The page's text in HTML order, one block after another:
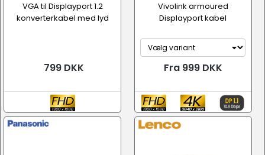
VGA til Displayport 1.2
konverterkabel med lyd
799 DKK
Vivolink armoured
Displayport kabel
Fra 999 DKK